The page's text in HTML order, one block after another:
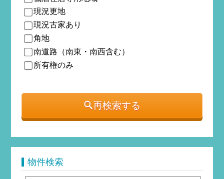
現況更地
現況古家あり
角地
南道路（南東・南西含む）
所有権のみ
再検索する
物件検索